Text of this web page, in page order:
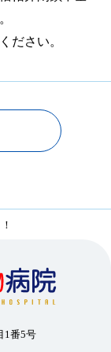
ださい。
1番5号